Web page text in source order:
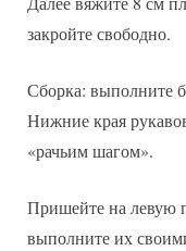
закройте свободно.
Сборка: выполните
Нижние края
«рачьим шагом».
Пришейте на левую
выполните их